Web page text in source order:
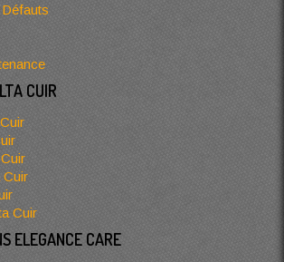
CUIR
Cuir
Cuir
ELEGANCE CARE